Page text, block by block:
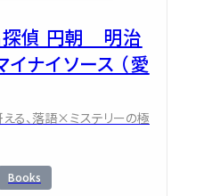
探偵 円朝 明治
ナイソース （愛
る、落語×ミステリーの極
Books